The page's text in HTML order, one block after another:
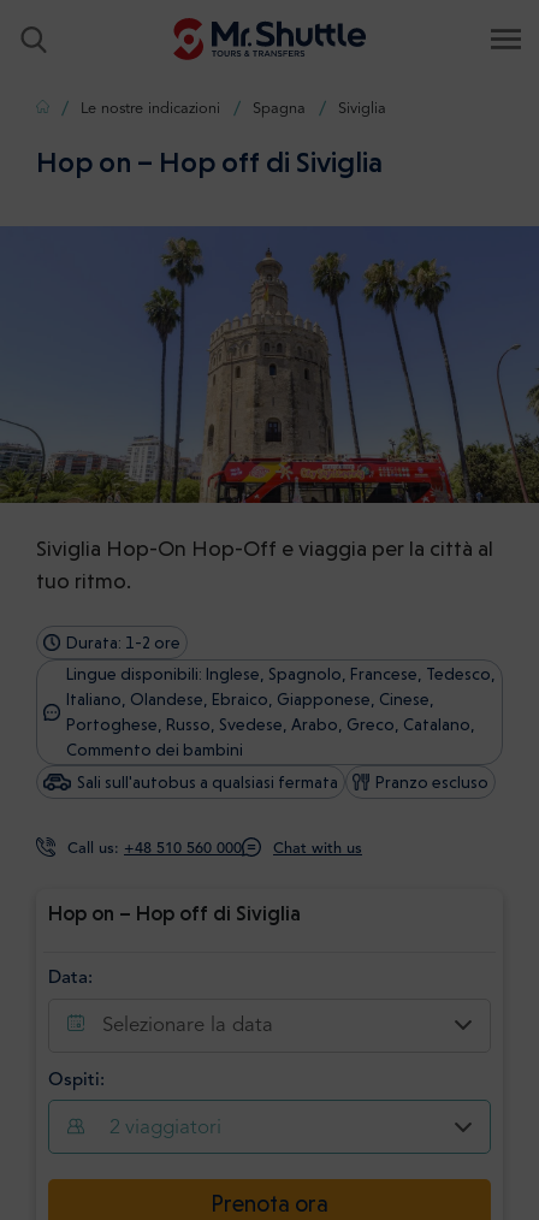
Casa Le nostre indicazioni Spagna Siviglia
Hop on – Hop off di Siviglia
Siviglia Hop-On Hop-Off e viaggia per la città al
tuo ritmo.
Durata: 1-2 ore
Lingue disponibili: Inglese, Spagnolo, Francese, Tedesco,
Italiano, Olandese, Ebraico, Giapponese, Cinese,
Portoghese, Russo, Svedese, Arabo, Greco, Catalano,
Commento dei bambini
Sali sull'autobus a qualsiasi fermata
Pranzo escluso
Call us: +48 510 560 000 Chat with us
Hop on – Hop off di Siviglia
Data:
Selezionare la data
Ospiti:
2 viaggiatori
Prenota ora